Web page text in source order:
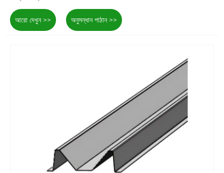
আরো দেখুন >> অনুসন্ধান পাঠান >>